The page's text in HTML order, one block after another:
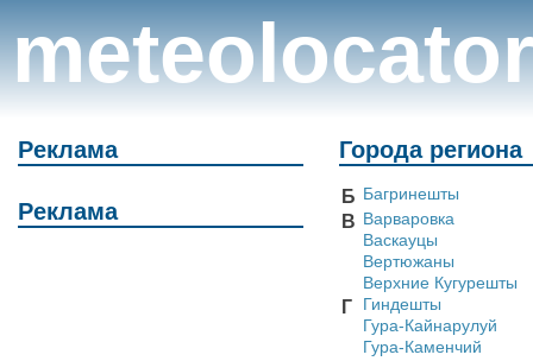
meteolocator
Реклама
Реклама
Города региона
Б Багринешты
В Варваровка
Васкауцы
Вертюжаны
Верхние Кугурешты
Г
Гиндешты
Гура-Кайнарулуй
Гура-Каменчий